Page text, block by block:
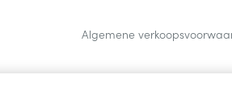
Algemene